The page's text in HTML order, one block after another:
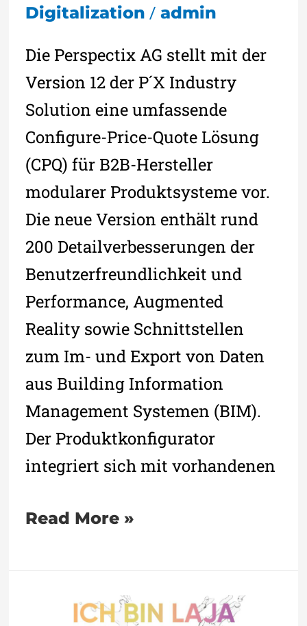
Digitalization / admin
Die Perspectix AG stellt mit der
Version 12 der P´X Industry
Solution eine umfassende
Configure-Price-Quote Lösung
(CPQ) für B2B-Hersteller
modularer Produktsysteme vor.
Die neue Version enthält rund
200 Detailverbesserungen der
Benutzerfreundlichkeit und
Performance, Augmented
Reality sowie Schnittstellen
zum Im- und Export von Daten
aus Building Information
Management Systemen (BIM).
Der Produktkonfigurator
integriert sich mit vorhandenen
Read More »
Nachhaltige